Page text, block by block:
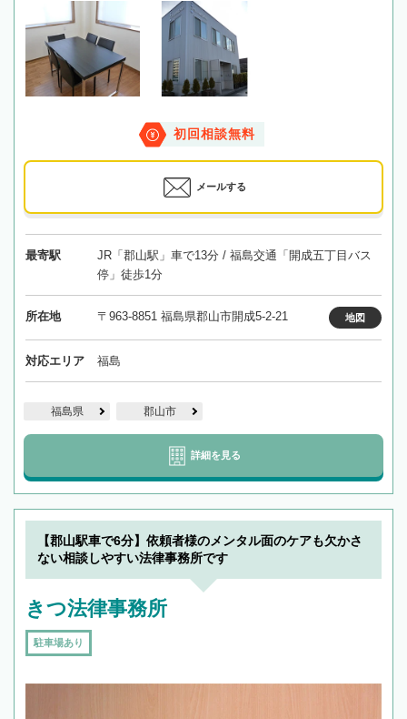
初回相談無料
メールする
最寄駅
JR「郡山駅」車で13分 / 福島交通「開成五丁目バス
停」徒歩1分
所在地 〒963-8851 福島県郡山市開成5-2-21 地図
対応エリア 福島
福島県 郡山市
詳細を見る
【郡山駅車で6分】依頼者様のメンタル面のケアも欠かさ
ない相談しやすい法律事務所です
きつ法律事務所
駐車場あり